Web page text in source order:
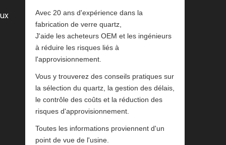
Avec 20 ans d'expérience dans la
fabrication de verre quartz,
J'aide les acheteurs OEM et les ingénieurs
à réduire les risques liés à
l'approvisionnement.
Vous y trouverez des conseils pratiques sur
la sélection du quartz, la gestion des délais,
le contrôle des coûts et la réduction des
risques d'approvisionnement.
Toutes les informations proviennent d'un
point de vue de l'usine.